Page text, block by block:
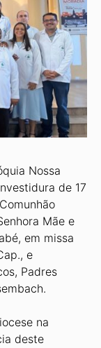
Nossa
de 17
Mãe e
em mis­sa
e
Padres
na
deste